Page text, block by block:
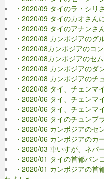
・2020/09 タイのラ・シリ
・2020/09 タイのカオさん
・2020/09 タイのアナンさ
・2020/08 カンボジアのグ
・2020/08カンボジアのコ
・2020/08カンボジアのセ
・2020/08 カンボジアのダ
・2020/08 カンボジアのチ
・2020/08 タイ、チェンマ
・2020/06 タイ、チェンマ
・2020/06 タイ、チェンマ
・2020/06 タイのチュンプ
・2020/06 カンボジアのセ
・2020/06 カンボジアのカ
・2020/03 車いすが、ネパ
・2020/01 タイの首都バン
・2020/01 カンボジアの首